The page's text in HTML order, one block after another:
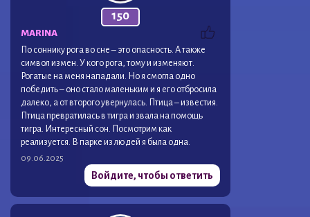
150
MARINA
По соннику рога во сне – это опасность. А также
символ измен. У кого рога, тому и изменяют.
Рогатые на меня нападали. Но я смогла одно
победить – оно стало маленьким и я его отбросила
далеко, а от второго увернулась. Птица – известия.
Птица превратилась в тигра и звала на помощь
тигра. Интересный сон. Посмотрим как
реализуется. В парке из людей я была одна.
09.06.2025
Войдите, чтобы ответить